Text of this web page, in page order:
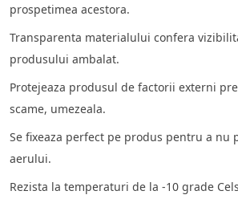
prospetimea acestora.
Transparenta materialului confera
produsului ambalat.
Protejeaza produsul de factorii externi
scame, umezeala.
Se fixeaza perfect pe produs pentru a nu
aerului.
Rezista la temperaturi de la -10 grade